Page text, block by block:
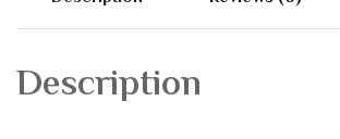
Description